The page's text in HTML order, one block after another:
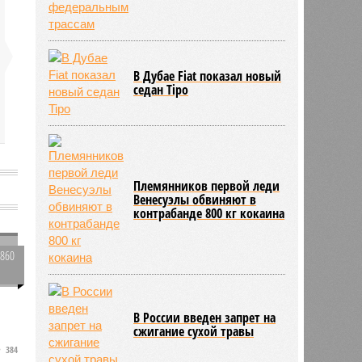
384
В Дубае Fiat показал новый
седан Tipo
Племянников первой леди
Венесуэлы обвиняют в
контрабанде 800 кг кокаина
В России введен запрет на
сжигание сухой травы